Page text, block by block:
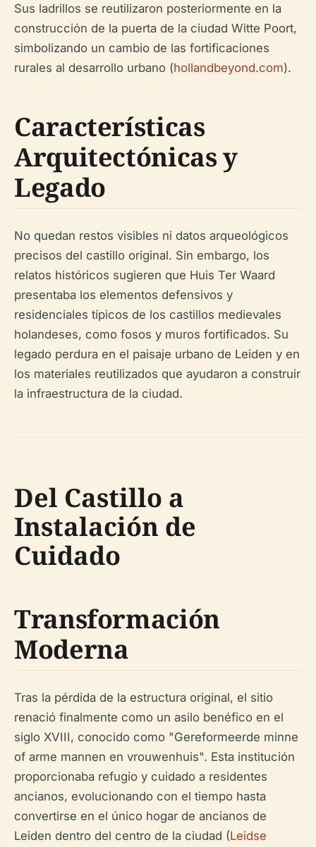
Sus ladrillos se reutilizaron posteriormente en la
construcción de la puerta de la ciudad Witte Poort,
simbolizando un cambio de las fortificaciones
rurales al desarrollo urbano (hollandbeyond.com).
Características
Arquitectónicas y
Legado
No quedan restos visibles ni datos arqueológicos
precisos del castillo original. Sin embargo, los
relatos históricos sugieren que Huis Ter Waard
presentaba los elementos defensivos y
residenciales típicos de los castillos medievales
holandeses, como fosos y muros fortificados. Su
legado perdura en el paisaje urbano de Leiden y en
los materiales reutilizados que ayudaron a construir
la infraestructura de la ciudad.
Del Castillo a
Instalación de
Cuidado
Transformación
Moderna
Tras la pérdida de la estructura original, el sitio
renació finalmente como un asilo benéfico en el
siglo XVIII, conocido como "Gereformeerde minne
of arme mannen en vrouwenhuis". Esta institución
proporcionaba refugio y cuidado a residentes
ancianos, evolucionando con el tiempo hasta
convertirse en el único hogar de ancianos de
Leiden dentro del centro de la ciudad (Leidse